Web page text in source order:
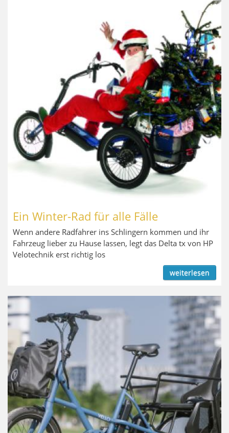
Ein Winter-Rad für alle Fälle
Wenn andere Radfahrer ins Schlingern kommen und ihr
Fahrzeug lieber zu Hause lassen, legt das Delta tx von HP
Velotechnik erst richtig los
weiterlesen